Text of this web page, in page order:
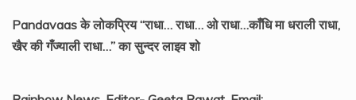
Pandavaas के लोकप्रिय “राधा… राधा… ओ राधा…काँधि मा धराली राधा,
खैर की गँज्याली राधा…” का सुन्दर लाइव शो